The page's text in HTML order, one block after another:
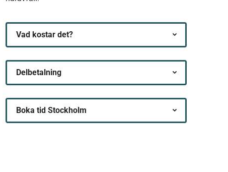
Vad kostar det?
Delbetalning
Boka tid Stockholm